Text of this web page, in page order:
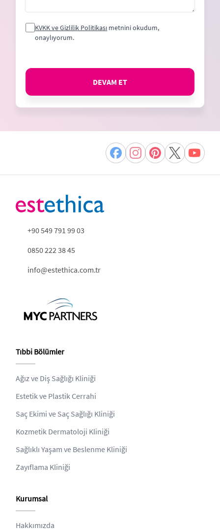
KVKK ve Gizlilik Politikası metnini okudum,
onaylıyorum.
DEVAM ET
+90 549 791 99 03
0850 222 38 45
info@estethica.com.tr
Tıbbi Bölümler
Ağız ve Diş Sağlığı Kliniği
Estetik ve Plastik Cerrahi
Saç Ekimi ve Saç Sağlığı Kliniği
Kozmetik Dermatoloji Kliniği
Sağlıklı Yaşam ve Beslenme Kliniği
Zayıflama Kliniği
Kurumsal
Hakkımızda